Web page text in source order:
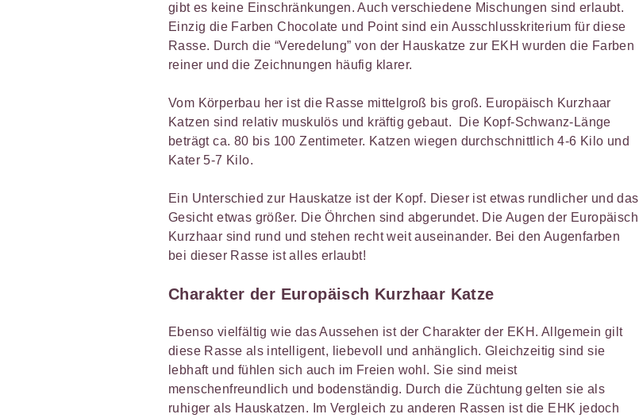
gibt es keine Einschränkungen. Auch verschiedene Mischungen sind erlaubt.
Einzig die Farben Chocolate und Point sind ein Ausschlusskriterium für diese
Rasse. Durch die “Veredelung” von der Hauskatze zur EKH wurden die Farben
reiner und die Zeichnungen häufig klarer.
Vom Körperbau her ist die Rasse mittelgroß bis groß. Europäisch Kurzhaar
Katzen sind relativ muskulös und kräftig gebaut. Die Kopf-Schwanz-Länge
beträgt ca. 80 bis 100 Zentimeter. Katzen wiegen durchschnittlich 4-6 Kilo und
Kater 5-7 Kilo.
Ein Unterschied zur Hauskatze ist der Kopf. Dieser ist etwas rundlicher und das
Gesicht etwas größer. Die Öhrchen sind abgerundet. Die Augen der Europäisch
Kurzhaar sind rund und stehen recht weit auseinander. Bei den Augenfarben
bei dieser Rasse ist alles erlaubt!
Charakter der Europäisch Kurzhaar Katze
Ebenso vielfältig wie das Aussehen ist der Charakter der EKH. Allgemein gilt
diese Rasse als intelligent, liebevoll und anhänglich. Gleichzeitig sind sie
lebhaft und fühlen sich auch im Freien wohl. Sie sind meist
menschenfreundlich und bodenständig. Durch die Züchtung gelten sie als
ruhiger als Hauskatzen. Im Vergleich zu anderen Rassen ist die EHK jedoch